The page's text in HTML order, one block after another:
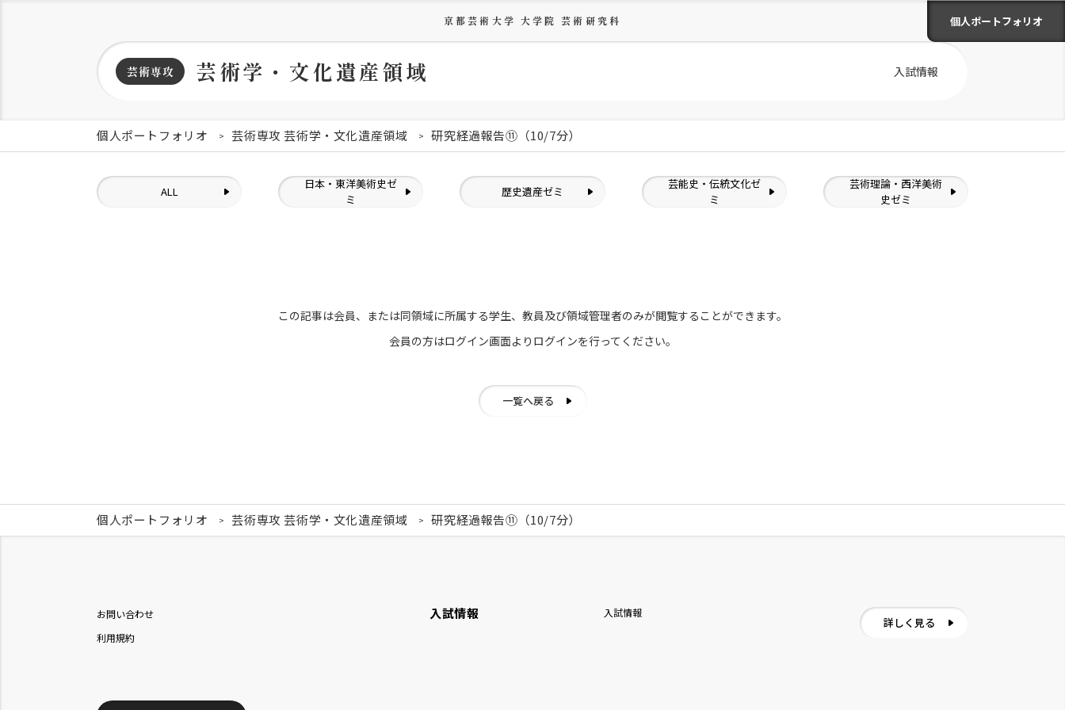
京都芸術大学 大学院 芸術研究科 個人ポートフォリオ
芸術専攻 芸術学・文化遺産領域 入試情報
個人ポートフォリオ 芸術専攻 芸術学・文化遺産領域 研究経過報告⑪（10/7分）
ALL
日本・東洋美術史ゼ
ミ
歴史遺産ゼミ
芸能史・伝統文化ゼ
ミ
芸術理論・西洋美術
史ゼミ
この記事は会員、または同領域に所属する学生、教員及び領域管理者のみが閲覧することができます。
会員の方はログイン画面より ログインを行ってください。
一覧へ戻る
個人ポートフォリオ 芸術専攻 芸術学・文化遺産領域 研究経過報告⑪（10/7分）
お問い合わせ
利用規約
入試情報 入試情報
詳しく見る